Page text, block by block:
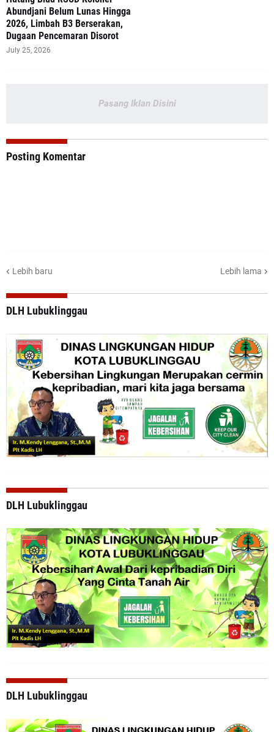
Abundjani Belum Lunas Hingga
2026, Limbah B3 Berserakan,
Dugaan Pencemaran Disorot
July 25, 2026
Pasang Iklan Disini
Posting Komentar
Lebih baru Lebih lama
DLH Lubuklinggau
DLH Lubuklinggau
DLH Lubuklinggau